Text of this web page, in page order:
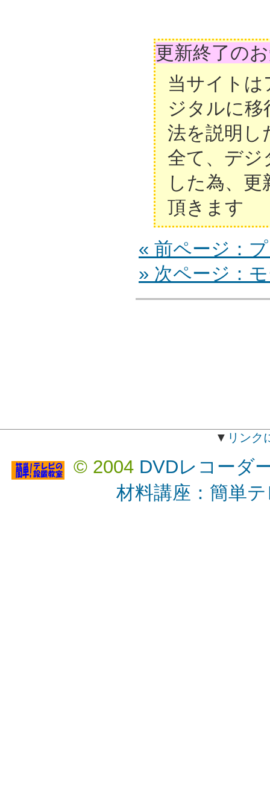
更新終了の
当サイト
ジタルに移
法を説明し
全て、デジ
した為、
頂きます
« 前ページ：
» 次ページ：
▼ リンク
© 2004 DVDレコーダ
材料講座：簡単